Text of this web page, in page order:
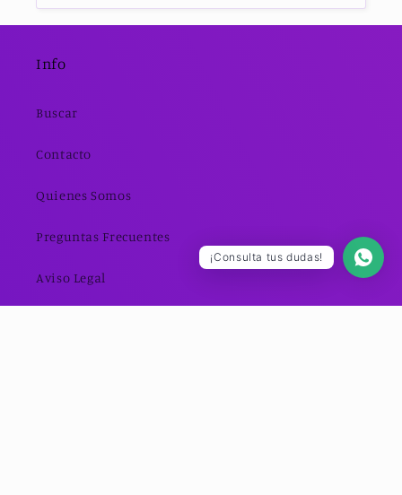
Info
Buscar
Contacto
Quienes Somos
Preguntas Frecuentes
Aviso Legal
¡Consulta tus dudas!